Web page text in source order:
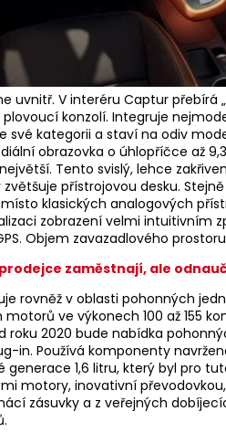
uvnitř. V interéru Captur přebírá
konzolí. Integruje
své kategorii a staví na odiv
obrazovka o úhlopříčce až
Tento svislý, lehce
přístrojovou desku.
klasických analogových
zobrazení velmi intuitivním
Objem zavazadlového
zaměstnají, ale
rovněž v oblasti pohonných
ve výkonech 100 až 155
2020 bude nabídka
in. Používá komponenty
1,6 litru, který byl pro
motory, inovativní
zásuvky a z veřejných